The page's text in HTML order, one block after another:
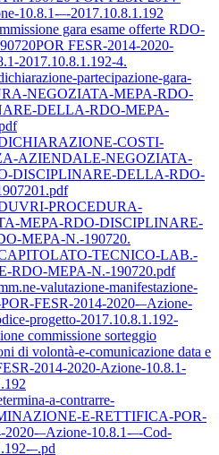
10.8.1-–-2017.10.8.1.192
gara esame offerte RDO-
FESR-2014-2020-
2017.10.8.1.192-4.
partecipazione-gara-
NEGOZIATA-MEPA-RDO-
DELLA-RDO-MEPA-
COSTI-
AZIENDALE-NEGOZIATA-
DISCIPLINARE-DELLA-RDO-
PROCEDURA-
MEPA-RDO-DISCIPLINARE-
MEPA-N.-190720.
TECNICO-LAB.-
RDO-MEPA-N.-190720.pdf
valutazione-manifestazione-
POR-FESR-2014-2020-–Azione-
progetto-2017.10.8.1.192-
commissione sorteggio
di volontà-e-comunicazione data e
2014-2020-Azione-10.8.1-
a-contrarre-
E-RETTIFICA-POR-
2020-–Azione-10.8.1-–-Cod-
–.pd